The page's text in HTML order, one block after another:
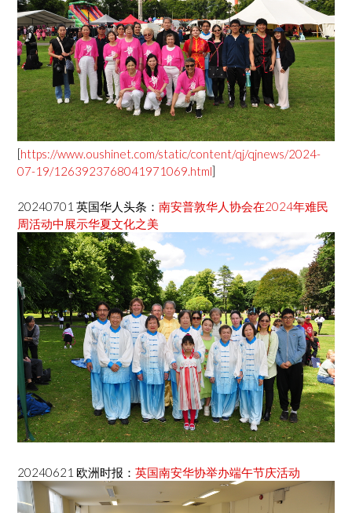
[https://www.oushinet.com/static/content/qj/qjnews/2024-
07-19/1263923768041971069.html]
20240701 英国华人头条： 南安普敦华人协会在2024年难民
周活动中展示华夏文化之美
20240621 欧洲时报： 英国南安华协举办端午节庆活动